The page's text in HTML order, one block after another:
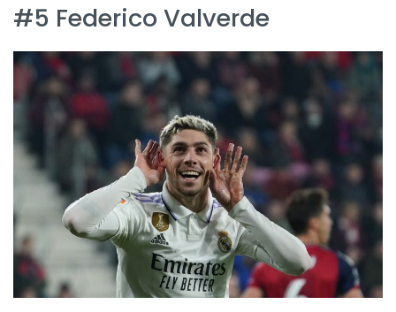
#5 Federico Valverde